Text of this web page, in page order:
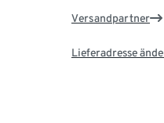
Versandpartner
Lieferadresse